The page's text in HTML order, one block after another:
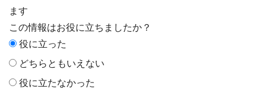
ます
この情報はお役に立ちましたか？
役に立った
どちらともいえない
役に立たなかった